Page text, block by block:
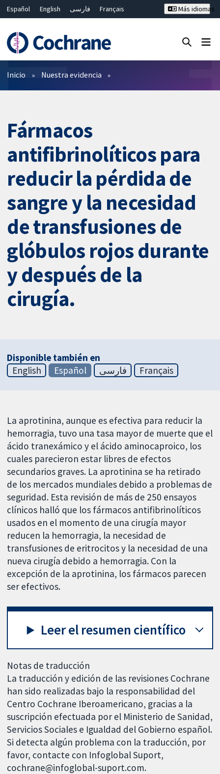
Español English فارسی
Français
Bahasa Malaysia
ไทย 繁體中文
Más idiomas
Filtros
Inicio Nuestra evidencia
Fármacos
antifibrinolíticos para
reducir la pérdida de
sangre y la necesidad
de transfusiones de
glóbulos rojos durante
y después de la
cirugía.
Disponible también en
English
Español فارسی Français
La aprotinina, aunque es efectiva para reducir la
hemorragia, tuvo una tasa mayor de muerte que el
ácido tranexámico y el ácido aminocaproico, los
cuales parecieron estar libres de efectos
secundarios graves. La aprotinina se ha retirado
de los mercados mundiales debido a problemas de
seguridad. Esta revisión de más de 250 ensayos
clínicos halló que los fármacos antifibrinolíticos
usados en el momento de una cirugía mayor
reducen la hemorragia, la necesidad de
transfusiones de eritrocitos y la necesidad de una
nueva cirugía debido a hemorragia. Con la
excepción de la aprotinina, los fármacos parecen
ser efectivos.
Leer el resumen científico
Notas de traducción
La traducción y edición de las revisiones Cochrane
han sido realizadas bajo la responsabilidad del
Centro Cochrane Iberoamericano, gracias a la
suscripción efectuada por el Ministerio de Sanidad,
Servicios Sociales e Igualdad del Gobierno español.
Si detecta algún problema con la traducción, por
favor, contacte con Infoglobal Suport,
cochrane@infoglobal-suport.com.